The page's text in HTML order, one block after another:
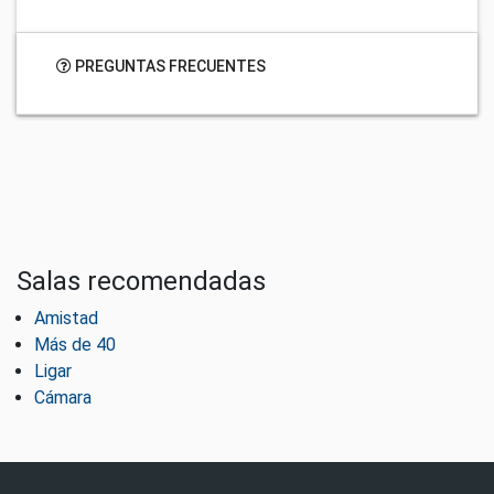
PREGUNTAS FRECUENTES
Salas recomendadas
Amistad
Más de 40
Ligar
Cámara